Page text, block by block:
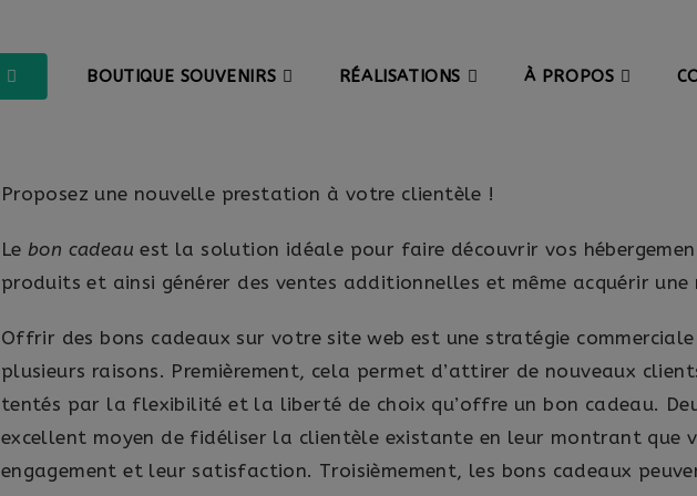
BOUTIQUE SOUVENIRS RÉALISATIONS À PROPOS
Proposez une nouvelle prestation à votre clientèle !
Le bon cadeau est la solution idéale pour faire découvrir vos
produits et ainsi générer des ventes additionnelles et même acquérir
Offrir des bons cadeaux sur votre site web est une stratégie
plusieurs raisons. Premièrement, cela permet d’attirer de nouveaux
tentés par la flexibilité et la liberté de choix qu’offre un bon cadeau.
excellent moyen de fidéliser la clientèle existante en leur montrant que
engagement et leur satisfaction. Troisièmement, les bons cadeaux